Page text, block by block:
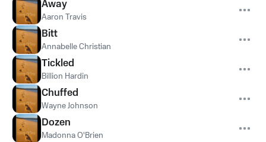
Away
Aaron Travis
Bitt
Annabelle Christian
Tickled
Billion Hardin
Chuffed
Wayne Johnson
Dozen
Madonna O'Brien